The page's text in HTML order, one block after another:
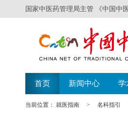
国家中医药管理局主管 《中国中
首页 新闻中心 学
当前位置： 就医指南 > 名科指引